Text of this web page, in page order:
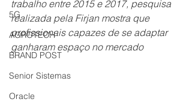
5G
AGROTECH
BRAND POST
Senior Sistemas
Oracle
trabalho entre 2015 e 2017, pesquisa
realizada pela Firjan mostra que
profissionais capazes de se adaptar
ganharam espaço no mercado